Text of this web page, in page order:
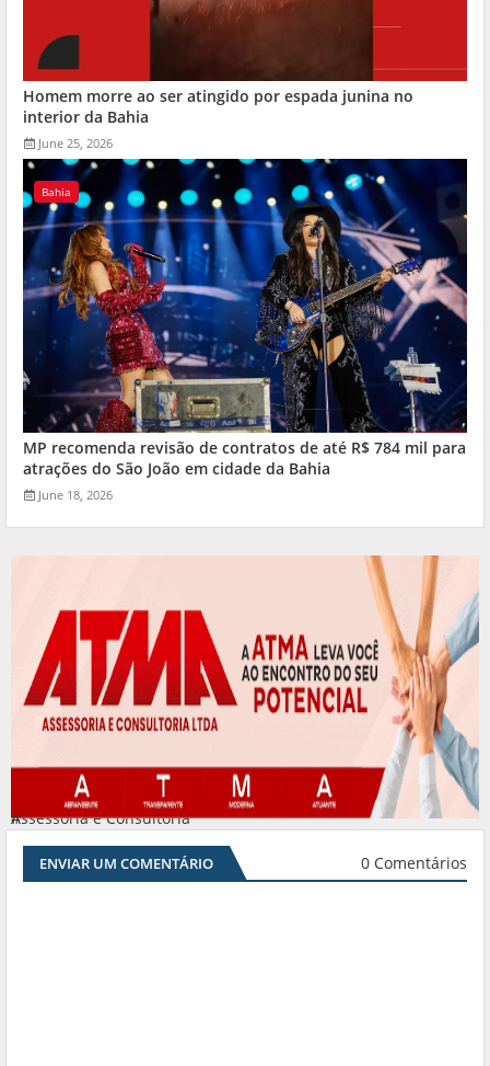
Homem morre ao ser atingido por espada junina no
interior da Bahia
June 25, 2026
Bahia
MP recomenda revisão de contratos de até R$ 784 mil para
atrações do São João em cidade da Bahia
June 18, 2026
Assessoria e Consultoria
#
ENVIAR UM COMENTÁRIO 0 Comentários